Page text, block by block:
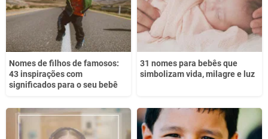
Nomes de filhos de famosos:
43 inspirações com
significados para o seu bebê
31 nomes para bebês que
simbolizam vida, milagre e luz